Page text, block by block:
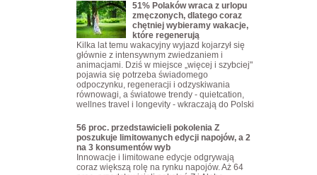
51% Polaków wraca z urlopu
zmęczonych, dlatego coraz
chętniej wybieramy wakacje,
które regenerują
Kilka lat temu wakacyjny wyjazd kojarzył się
głównie z intensywnym zwiedzaniem i
animacjami. Dziś w miejsce „więcej i szybciej"
pojawia się potrzeba świadomego
odpoczynku, regeneracji i odzyskiwania
równowagi, a światowe trendy - quietcation,
wellnes travel i longevity - wkraczają do Polski
56 proc. przedstawicieli pokolenia Z
poszukuje limitowanych edycji napojów, a 2
na 3 konsumentów wyb
Innowacje i limitowane edycje odgrywają
coraz większą rolę na rynku napojów. Aż 64